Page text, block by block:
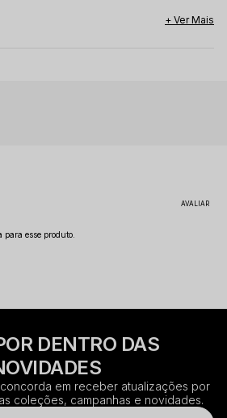
esse produto.
DENTRO DAS
em receber atualizações por
coleções, campanhas e novidades.